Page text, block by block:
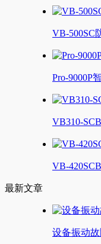
VB-500SC
Pro-9000P
VB310-
VB-
最新文章
设备振动